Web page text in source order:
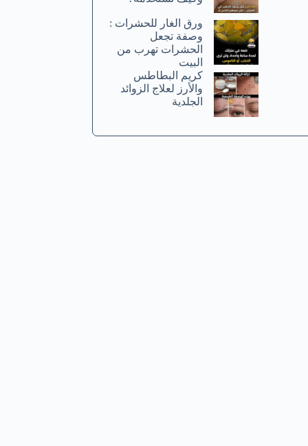
ورق الغار للحشرات :
وصفة تجعل
الحشرات تهرب من
البيت
كريم البطاطس
والأرز لعلاج الزوائد
الجلدية